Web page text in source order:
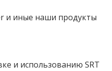
и иные наши продукты
и использованию SRT